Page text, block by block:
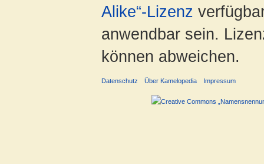
Alike“-Lizenz
anwendbar sein.
können abweichen.
Datenschutz Über Kamelopedia Impressum